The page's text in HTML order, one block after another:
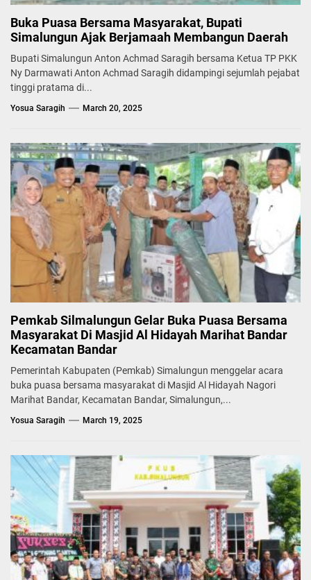
Buka Puasa Bersama Masyarakat, Bupati
Simalungun Ajak Berjamaah Membangun Daerah
Bupati Simalungun Anton Achmad Saragih bersama Ketua TP PKK
Ny Darmawati Anton Achmad Saragih didampingi sejumlah pejabat
tinggi pratama di...
Yosua Saragih March 20, 2025
Pemkab Silmalungun Gelar Buka Puasa Bersama
Masyarakat Di Masjid Al Hidayah Marihat Bandar
Kecamatan Bandar
Pemerintah Kabupaten (Pemkab) Simalungun menggelar acara
buka puasa bersama masyarakat di Masjid Al Hidayah Nagori
Marihat Bandar, Kecamatan Bandar, Simalungun,...
Yosua Saragih March 19, 2025